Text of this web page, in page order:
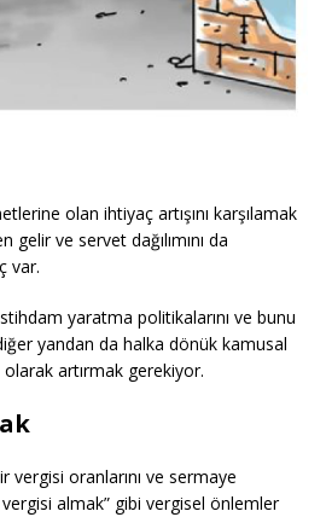
olan ihtiyaç artışını karşılamak
ve servet dağılımını da
var.
yaratma politikalarını ve bunu
yandan da halka dönük kamusal
artırmak gerekiyor.
vergisi oranlarını ve sermaye
almak” gibi vergisel önlemler